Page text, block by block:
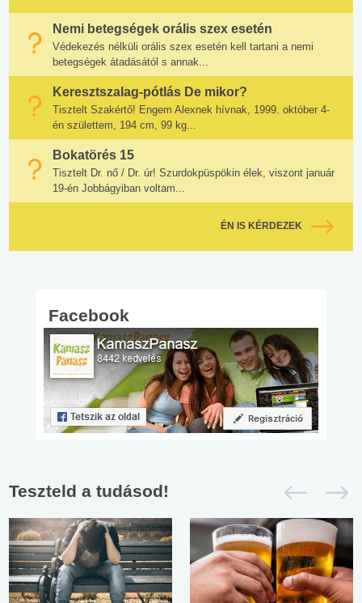
Nemi betegségek orális szex esetén
Védekezés nélküli orális szex esetén kell tartani a nemi
betegségek átadásától s annak...
Keresztszalag-pótlás De mikor?
Tisztelt Szakértő! Engem Alexnek hívnak, 1999. október 4-
én születtem, 194 cm, 99 kg...
Bokatörés 15
Tisztelt Dr. nő / Dr. úr! Szurdokpüspökin élek, viszont január
19-én Jobbágyiban voltam...
ÉN IS KÉRDEZEK
Facebook
Teszteld a tudásod!